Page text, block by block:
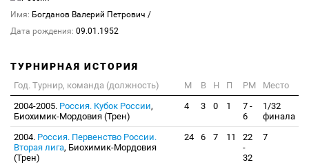
Имя: Богданов Валерий Петрович /
Дата рождения: 09.01.1952
ТУРНИРНАЯ ИСТОРИЯ
Год. Турнир, команда (должность) М В Н П РМ
Место
2004-2005. Россия. Кубок России,
Биохимик-Мордовия (Трен)
4 3 0 1
7 -
6
1/32
финала
2004. Россия. Первенство России.
Вторая лига, Биохимик-Мордовия
(Трен)
24 6 7 11
22
-
32
7